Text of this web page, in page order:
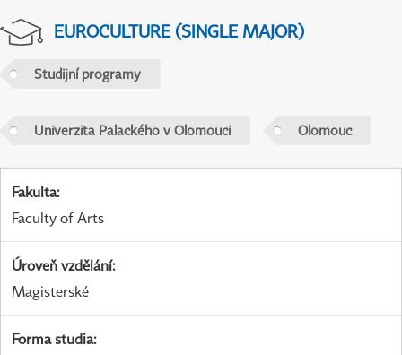
EUROCULTURE (SINGLE MAJOR)
Studijní programy
Univerzita Palackého v Olomouci Olomouc
Fakulta:
Faculty of Arts
Úroveň vzdělání:
Magisterské
Forma studia: